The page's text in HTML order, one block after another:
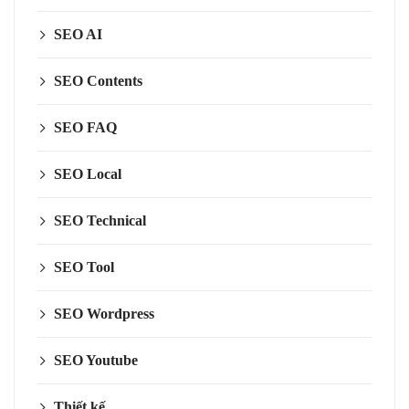
SEO AI
SEO Contents
SEO FAQ
SEO Local
SEO Technical
SEO Tool
SEO Wordpress
SEO Youtube